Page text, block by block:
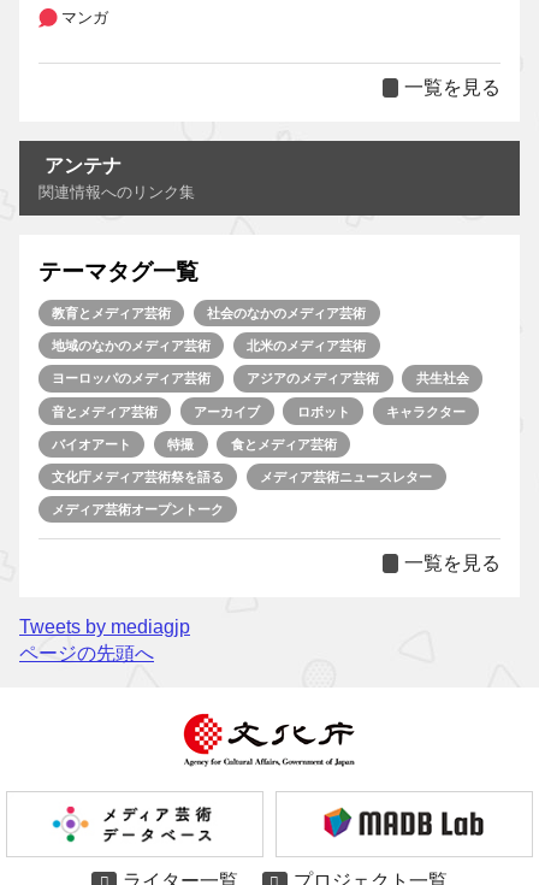
マンガ
一覧を見る
アンテナ
関連情報へのリンク集
テーマタグ一覧
教育とメディア芸術 社会のなかのメディア芸術
地域のなかのメディア芸術 北米のメディア芸術
ヨーロッパのメディア芸術 アジアのメディア芸術 共生社会
音とメディア芸術 アーカイブ ロボット キャラクター
バイオアート 特撮 食とメディア芸術
文化庁メディア芸術祭を語る メディア芸術ニュースレター
メディア芸術オープントーク
一覧を見る
Tweets by mediagjp
ページの先頭へ
ライター一覧 プロジェクト一覧